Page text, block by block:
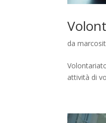
da
attività di